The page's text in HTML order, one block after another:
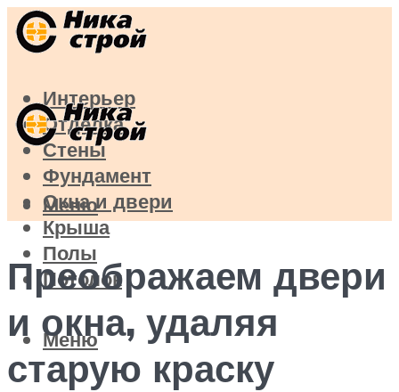
Интерьер
Отделка
Стены
Фундамент
Окна и двери
Крыша
Полы
Потолок
Меню
Меню
Преображаем двери
и окна, удаляя
старую краску